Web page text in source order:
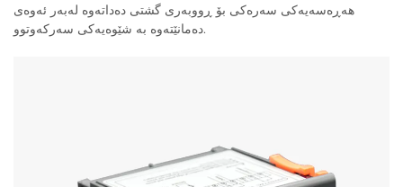
هەڕەسەیەکی سەرەکی بۆ ڕووبەری گشتی دەداتەوە لەبەر ئەوەی
دەمانێتەوە بە شێوەیەکی سەرکەوتوو.